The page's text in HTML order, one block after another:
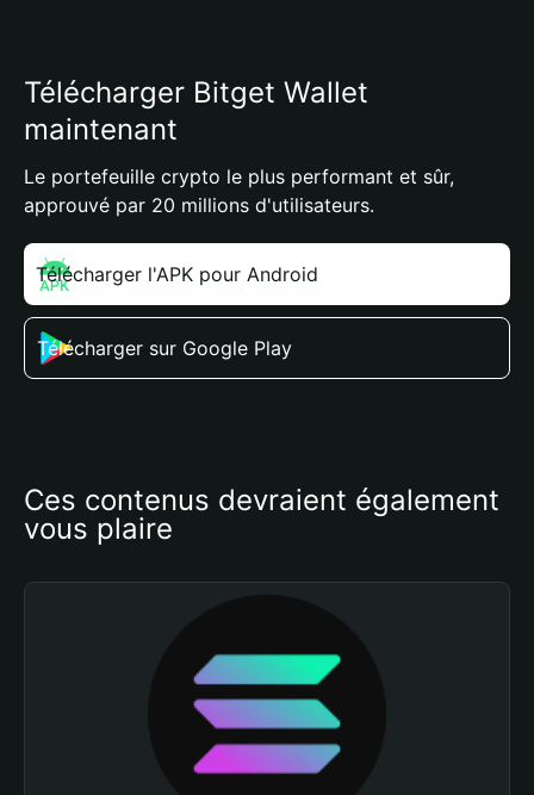
Télécharger Bitget Wallet
maintenant
Le portefeuille crypto le plus performant et sûr,
approuvé par 20 millions d'utilisateurs.
Télécharger l'APK pour Android
Télécharger sur Google Play
Ces contenus devraient également
vous plaire